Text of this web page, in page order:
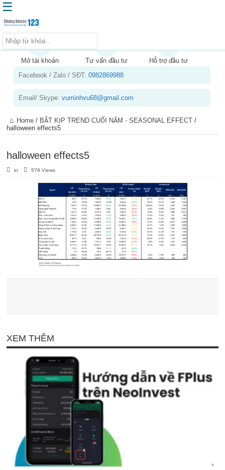
Trang chủ
Kiến thức chứng khoán
Kinh nghiệm đầu tư
Sản phẩm – dịch vụ
Chứng khoán phái sinh
☰
Mở tài khoản Tư vấn đầu tư
Hỗ trợ đầu tư
Facebook / Zalo / SĐT:0982869988
Email/ Skype:vuminhvu68@gmail.com
Home / BẮT KỊP TREND CUỐI NĂM - SEASONAL EFFECT /
halloween effects5
halloween effects5
in 578 Views
XEM THÊM